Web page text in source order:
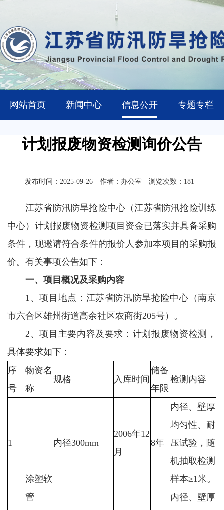
网站首页 新闻中心 信息公开 专题专栏
计划报废物资检测询价公告
发布时间：2025-09-26 作者：办公室 浏览次数： 181
江苏省防汛防旱抢险中心（江苏省防汛抢险训练
中心）计划报废物资检测项目资金已落实并具备采购
条件，现邀请符合条件的报价人参加本项目的采购报
价。有关事项公告如下：
一、项目概况及采购内容
1、项目地点：江苏省防汛防旱抢险中心（南京
市六合区雄州街道高余社区农商街205号）。
2、项目主要内容及要求：计划报废物资检测，
具体要求如下：
序
号
物资名
称
规格 入库时间
储备
年限
检测内容
1
涂塑软
管
内径300mm
2006年12
月
8年
内径、壁厚
均匀性、耐
压试验，随
机抽取检测
样本≥1米。
内径、壁厚